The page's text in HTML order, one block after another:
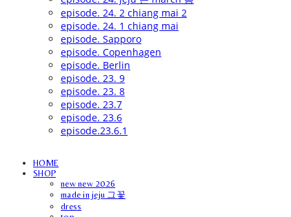
episode. 24. 2 chiang mai 2
episode. 24. 1 chiang mai
episode. Sapporo
episode. Copenhagen
episode. Berlin
episode. 23. 9
episode. 23. 8
episode. 23.7
episode. 23.6
episode.23.6.1
HOME
SHOP
new new 2026
made in jeju 그꽃
dress